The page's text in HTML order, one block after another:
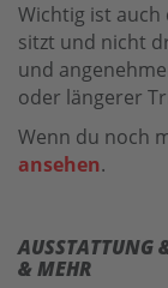
Wichtig ist auch
sitzt und nicht
und
oder längerer
Wenn du noch
ansehen.
AUSSTATTUNG
& MEHR